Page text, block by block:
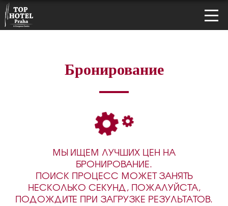
Бронирование
МЫ ИЩЕМ ЛУЧШИХ ЦЕН НА
БРОНИРОВАНИЕ.
ПОИСК ПРОЦЕСС МОЖЕТ ЗАНЯТЬ
НЕСКОЛЬКО СЕКУНД, ПОЖАЛУЙСТА,
ПОДОЖДИТЕ ПРИ ЗАГРУЗКЕ РЕЗУЛЬТАТОВ.